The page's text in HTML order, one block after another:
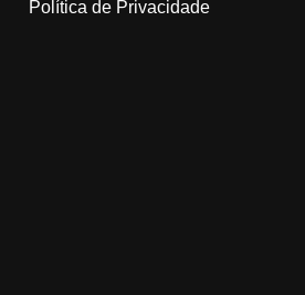
Política de Privacidade